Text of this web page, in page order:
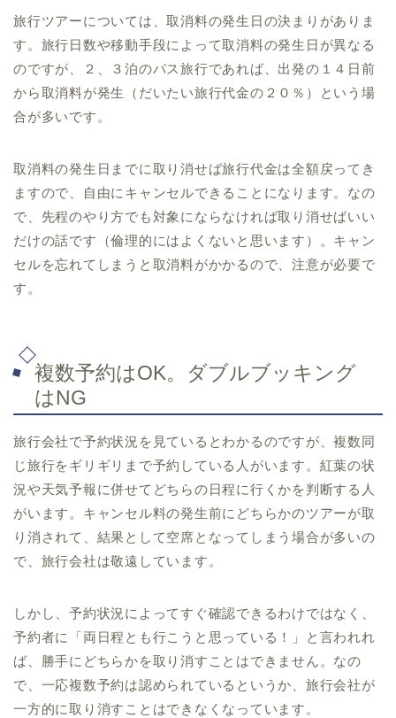
旅行ツアーについては、取消料の発生日の決まりがありま
す。旅行日数や移動手段によって取消料の発生日が異なる
のですが、２、３泊のバス旅行であれば、出発の１４日前
から取消料が発生（だいたい旅行代金の２０％）という場
合が多いです。
取消料の発生日までに取り消せば旅行代金は全額戻ってき
ますので、自由にキャンセルできることになります。なの
で、先程のやり方でも対象にならなければ取り消せばいい
だけの話です（倫理的にはよくないと思います）。キャン
セルを忘れてしまうと取消料がかかるので、注意が必要で
す。
複数予約はOK。ダブルブッキング
はNG
旅行会社で予約状況を見ているとわかるのですが、複数同
じ旅行をギリギリまで予約している人がいます。紅葉の状
況や天気予報に併せてどちらの日程に行くかを判断する人
がいます。キャンセル料の発生前にどちらかのツアーが取
り消されて、結果として空席となってしまう場合が多いの
で、旅行会社は敬遠しています。
しかし、予約状況によってすぐ確認できるわけではなく、
予約者に「両日程とも行こうと思っている！」と言われれ
ば、勝手にどちらかを取り消すことはできません。なの
で、一応複数予約は認められているというか、旅行会社が
一方的に取り消すことはできなくなっています。